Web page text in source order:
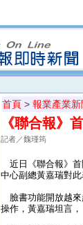
首頁 > 報業產業新
《聯合報》
記者／魏瑾筠
近日《聯合報》首
中心副總黃嘉瑞對
臉書功能開放越來
操作，黃嘉瑞坦言